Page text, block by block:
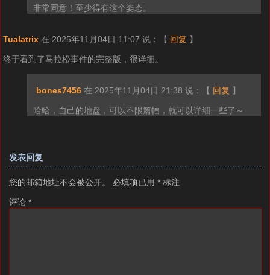
非常同意！至少得有这个姿态。
Tualatrix 在 2025年11月04日 11:07 说： 【 回复 】
终于看到了马拉松事件的完整版，很详细。
bones7456 在 2025年11月04日 21:38 说： 【 回复 】
哈哈，自己的地盘，可以不限篇幅，就可以详细一些了～
发表回复
您的邮箱地址不会被公开。 必填项已用 * 标注
评论 *